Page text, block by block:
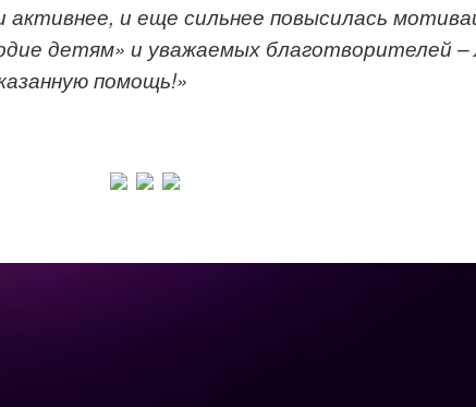
активнее, и еще сильнее повысилась
детям» и уважаемых благотворителей –
помощь!»